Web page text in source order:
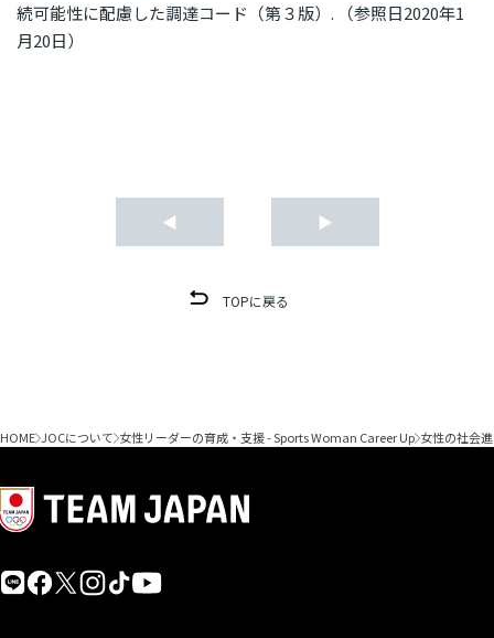
続可能性に配慮した調達コード（第３版）. （参照日2020年1
月20日）
◀ ▶
TOPに戻る
HOME JOCについて 女性リーダーの育成・支援 - Sports Woman Career Up 女性の社会